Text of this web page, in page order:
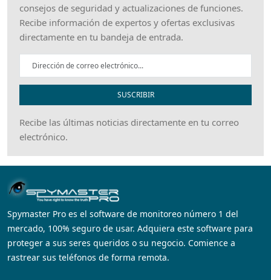
consejos de seguridad y actualizaciones de funciones.
Recibe información de expertos y ofertas exclusivas
directamente en tu bandeja de entrada.
SUSCRIBIR
Recibe las últimas noticias directamente en tu correo
electrónico.
Spymaster Pro es el software de monitoreo número 1 del
mercado, 100% seguro de usar. Adquiera este software para
proteger a sus seres queridos o su negocio. Comience a
rastrear sus teléfonos de forma remota.